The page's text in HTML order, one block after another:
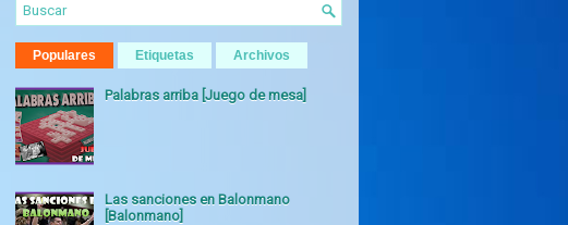
Populares Etiquetas Archivos
Palabras arriba [Juego de mesa]
Las sanciones en Balonmano
[Balonmano]